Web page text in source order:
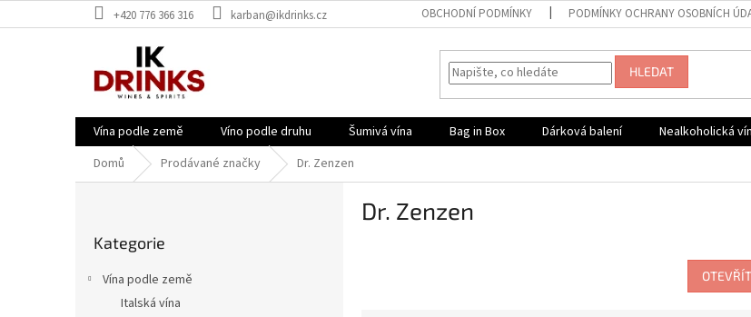
na
+420 776 366 316 karban@ikdrinks.cz OBCHODNÍ PODMÍNKY PODMÍNKY OCHRANY OSOBNÍCH
HLEDAT
Vína podle země Víno podle druhu Šumivá vína Bag in Box Dárková balení Nealkoholická
Domů
Prodávané značky Dr. Zenzen
kategorie
Kategorie
Vína podle země
Italská vína
Dr. Zenzen